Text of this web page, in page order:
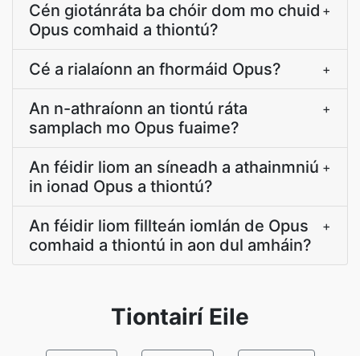
Cén giotánráta ba chóir dom mo chuid
Opus comhaid a thiontú?
+
Cé a rialaíonn an fhormáid Opus? +
An n-athraíonn an tiontú ráta
samplach mo Opus fuaime?
+
An féidir liom an síneadh a athainmniú
in ionad Opus a thiontú?
+
An féidir liom fillteán iomlán de Opus
comhaid a thiontú in aon dul amháin?
+
Tiontairí Eile